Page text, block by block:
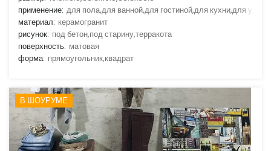
применение: для пола,для ванной,для гостиной,для кухни,для улицы
материал: керамогранит
рисунок: под бетон,под старину,терракота
поверхность: матовая
форма: прямоугольник,квадрат
В ШОУРУМЕ